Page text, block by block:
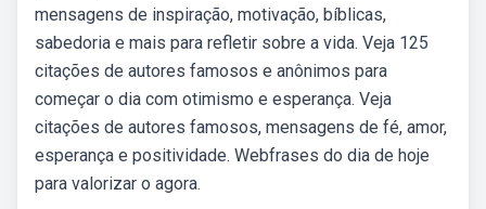
mensagens de inspiração, motivação, bíblicas,
sabedoria e mais para refletir sobre a vida. Veja 125
citações de autores famosos e anônimos para
começar o dia com otimismo e esperança. Veja
citações de autores famosos, mensagens de fé, amor,
esperança e positividade. Webfrases do dia de hoje
para valorizar o agora.